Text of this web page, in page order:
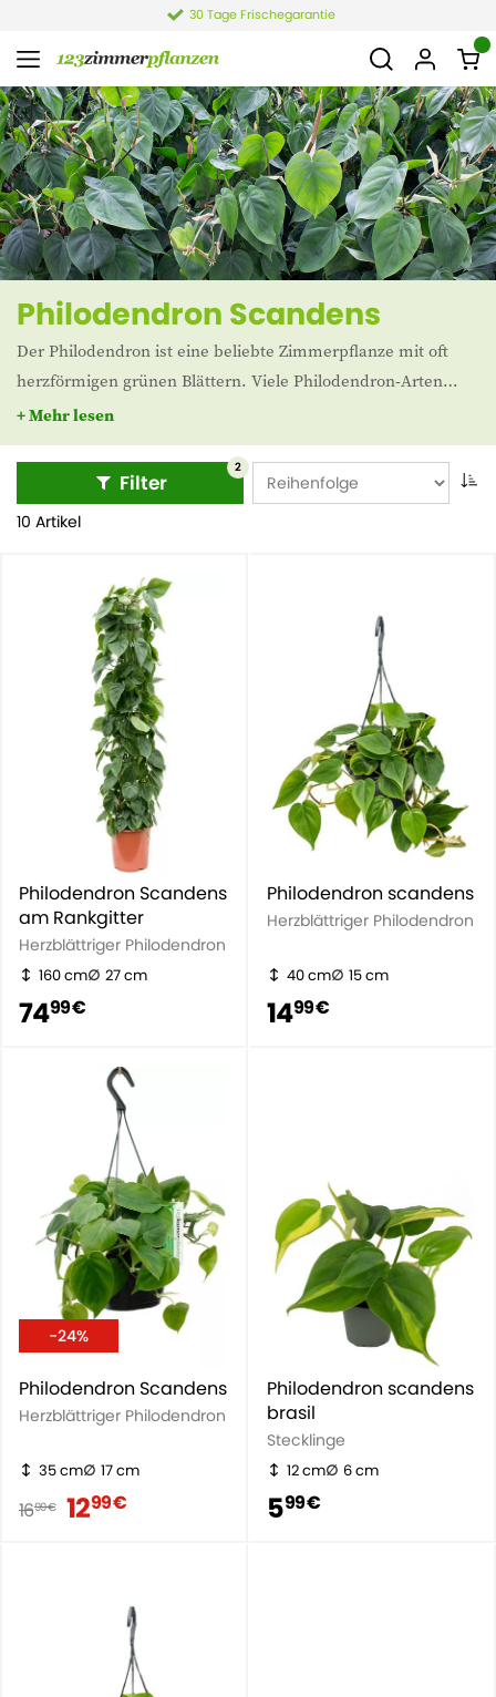
Philodendron Scandens
Der Philodendron ist eine beliebte Zimmerpflanze mit oft
herzförmigen grünen Blättern. Viele Philodendron-Arten
stammen aus den Regenwäldern Südamerikas. Von dieser
einfachen Zimmerpflanze gibt es in den Niederlanden eine
Reihe von beliebten Sorten, wie Monstera Deliciosa
(Lochpflanze), Imperial Green, Xanadu und Philodendron
Scandens.
+ Mehr lesen
Filter
2
10 Artikel
Philodendron Scandens
am Rankgitter
Herzblättriger Philodendron
160 cm 27 cm
7499 €
Philodendron scandens
Herzblättriger Philodendron
40 cm 15 cm
1499 €
-24%
Philodendron Scandens
Herzblättriger Philodendron
35 cm 17 cm
1699 € 1299 €
Philodendron scandens
brasil
Stecklinge
12 cm 6 cm
599 €